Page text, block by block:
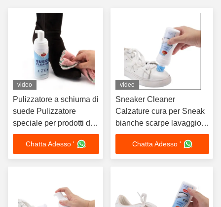
video
Pulizzatore a schiuma di
suede Pulizzatore
speciale per prodotti di
cuoio Nubuck
Pulizzatore istantaneo
OEM
Chatta Adesso '
video
Sneaker Cleaner
Calzature cura per Sneak
bianche scarpe lavaggio
libero lavaggio a secco
pulitore personalizzato
Chatta Adesso '